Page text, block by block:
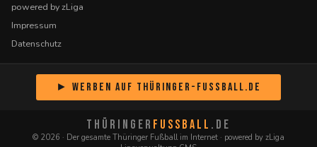
powered by zLiga
Impressum
Datenschutz
► Werben auf Thüringer-Fussball.de
THÜRINGER FUSSBALL .DE
© 2026 · Der gesamte Thüringer Fußball im Internet · powered by zLiga